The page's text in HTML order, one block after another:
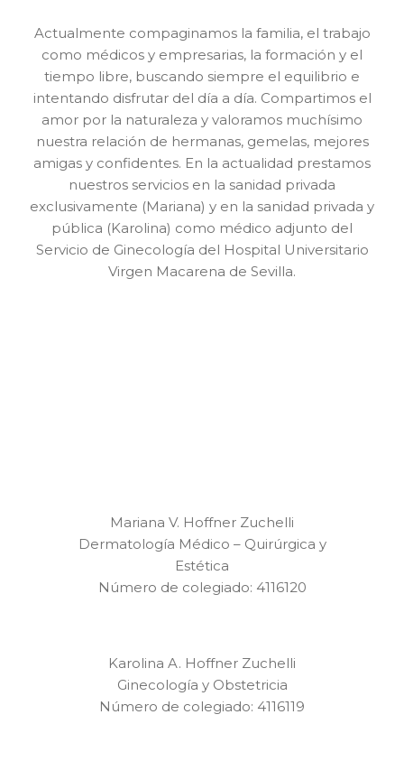
Actualmente compaginamos la familia, el trabajo
como médicos y empresarias, la formación y el
tiempo libre, buscando siempre el equilibrio e
intentando disfrutar del día a día. Compartimos el
amor por la naturaleza y valoramos muchísimo
nuestra relación de hermanas, gemelas, mejores
amigas y confidentes. En la actualidad prestamos
nuestros servicios en la sanidad privada
exclusivamente (Mariana) y en la sanidad privada y
pública (Karolina) como médico adjunto del
Servicio de Ginecología del Hospital Universitario
Virgen Macarena de Sevilla.
Mariana V. Hoffner Zuchelli
Dermatología Médico – Quirúrgica y
Estética
Número de colegiado: 4116120
Karolina A. Hoffner Zuchelli
Ginecología y Obstetricia
Número de colegiado: 4116119